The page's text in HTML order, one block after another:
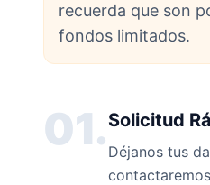
recuerda que son
fondos limitados.
01.Solicitud
Déjanos tus